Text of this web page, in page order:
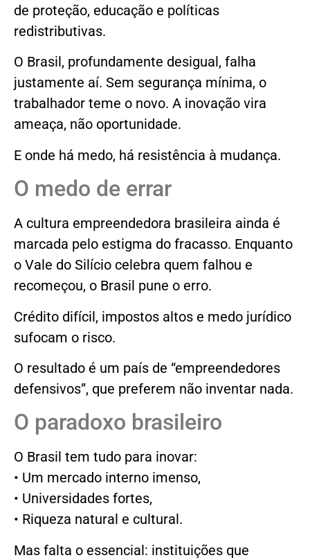
de proteção, educação e políticas
redistributivas.
O Brasil, profundamente desigual, falha
justamente aí. Sem segurança mínima, o
trabalhador teme o novo. A inovação vira
ameaça, não oportunidade.
E onde há medo, há resistência à mudança.
O medo de errar
A cultura empreendedora brasileira ainda é
marcada pelo estigma do fracasso. Enquanto
o Vale do Silício celebra quem falhou e
recomeçou, o Brasil pune o erro.
Crédito difícil, impostos altos e medo jurídico
sufocam o risco.
O resultado é um país de “empreendedores
defensivos”, que preferem não inventar nada.
O paradoxo brasileiro
O Brasil tem tudo para inovar:
• Um mercado interno imenso,
• Universidades fortes,
• Riqueza natural e cultural.
Mas falta o essencial: instituições que